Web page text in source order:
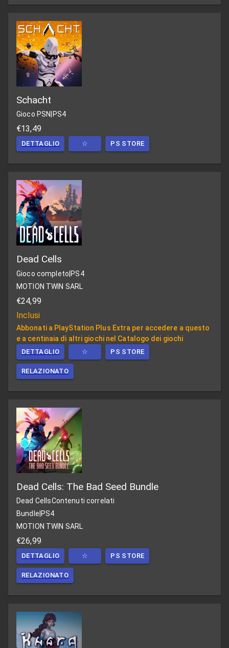
Schacht
Gioco PSN PS4
€13,49
DETTAGLIO ☆ PS STORE
Dead Cells
Gioco completo PS4
MOTION TWIN SARL
€24,99
Inclusi
Abbonati a PlayStation Plus Extra per accedere a questo
e a centinaia di altri giochi nel Catalogo dei giochi
DETTAGLIO ☆ PS STORE
RELAZIONATO
Dead Cells: The Bad Seed Bundle
Dead CellsContenuti correlati
Bundle PS4
MOTION TWIN SARL
€26,99
DETTAGLIO ☆ PS STORE
RELAZIONATO